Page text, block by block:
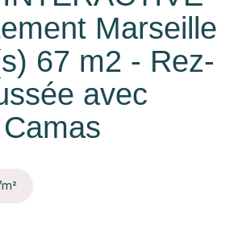
Marseille
67 m2 - Rez-
avec
m²